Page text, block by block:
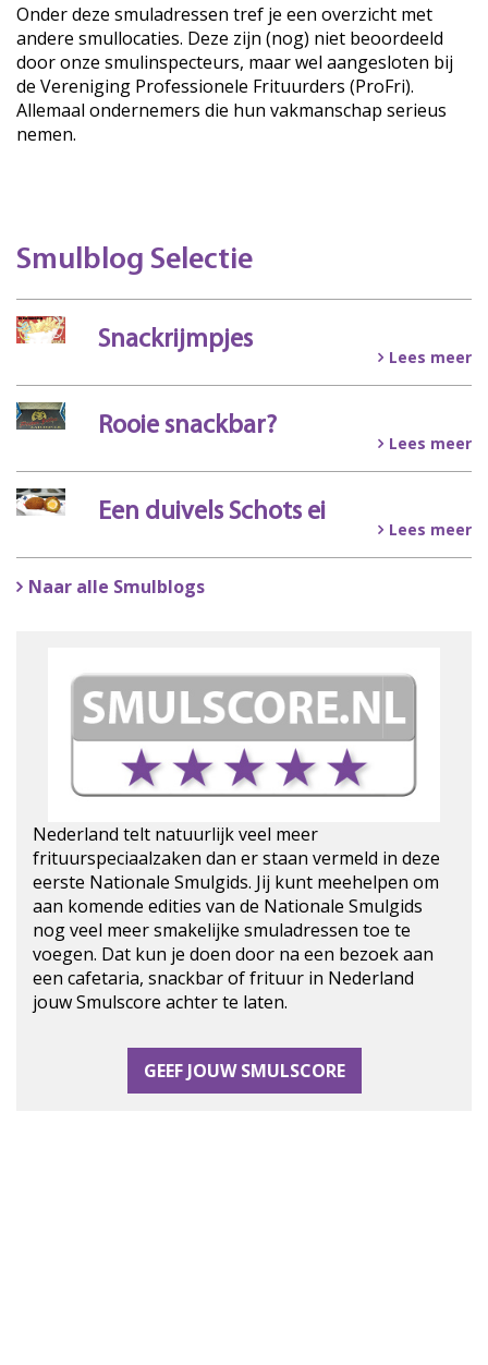
Onder deze smuladressen tref je een overzicht met
andere smullocaties. Deze zijn (nog) niet beoordeeld
door onze smulinspecteurs, maar wel aangesloten bij
de Vereniging Professionele Frituurders (ProFri).
Allemaal ondernemers die hun vakmanschap serieus
nemen.
Smulblog Selectie
Snackrijmpjes
Lees meer
Rooie snackbar?
Lees meer
Een duivels Schots ei
Lees meer
Naar alle Smulblogs
Nederland telt natuurlijk veel meer
frituurspeciaalzaken dan er staan vermeld in deze
eerste Nationale Smulgids. Jij kunt meehelpen om
aan komende edities van de Nationale Smulgids
nog veel meer smakelijke smuladressen toe te
voegen. Dat kun je doen door na een bezoek aan
een cafetaria, snackbar of frituur in Nederland
jouw Smulscore achter te laten.
GEEF JOUW SMULSCORE